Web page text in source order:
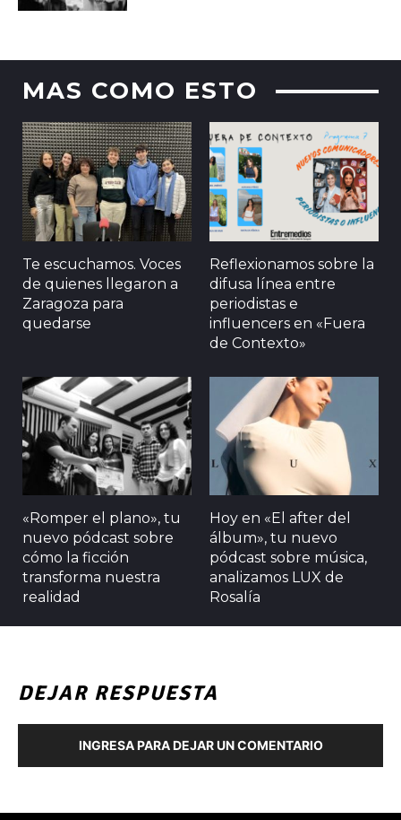
MAS COMO ESTO
Te escuchamos. Voces
de quienes llegaron a
Zaragoza para
quedarse
Reflexionamos sobre la
difusa línea entre
periodistas e
influencers en «Fuera
de Contexto»
«Romper el plano», tu
nuevo pódcast sobre
cómo la ficción
transforma nuestra
realidad
Hoy en «El after del
álbum», tu nuevo
pódcast sobre música,
analizamos LUX de
Rosalía
DEJAR RESPUESTA
INGRESA PARA DEJAR UN COMENTARIO